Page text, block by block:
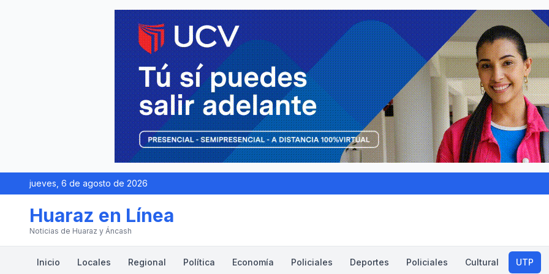
jueves, 6 de agosto de 2026
Huaraz en Línea
Noticias de Huaraz y Áncash
Inicio Locales Regional Política Economía Policiales Deportes Policiales Cultural UTP